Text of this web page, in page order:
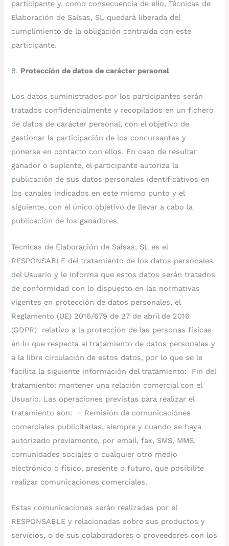
participante y, como consecuencia de ello, Técnicas de
Elaboración de Salsas, SL quedará liberada del
cumplimiento de la obligación contraída con este
participante.
8. Protección de datos de carácter personal
Los datos suministrados por los participantes serán
tratados confidencialmente y recopilados en un fichero
de datos de carácter personal, con el objetivo de
gestionar la participación de los concursantes y
ponerse en contacto con ellos. En caso de resultar
ganador o suplente, el participante autoriza la
publicación de sus datos personales identificativos en
los canales indicados en este mismo punto y el
siguiente, con el único objetivo de llevar a cabo la
publicación de los ganadores.
Técnicas de Elaboración de Salsas, SL es el
RESPONSABLE del tratamiento de los datos personales
del Usuario y le informa que estos datos serán tratados
de conformidad con lo dispuesto en las normativas
vigentes en protección de datos personales, el
Reglamento (UE) 2016/679 de 27 de abril de 2016
(GDPR) relativo a la protección de las personas físicas
en lo que respecta al tratamiento de datos personales y
a la libre circulación de estos datos, por lo que se le
facilita la siguiente información del tratamiento: Fin del
tratamiento: mantener una relación comercial con el
Usuario. Las operaciones previstas para realizar el
tratamiento son: − Remisión de comunicaciones
comerciales publicitarias, siempre y cuando se haya
autorizado previamente, por email, fax, SMS, MMS,
comunidades sociales o cualquier otro medio
electrónico o físico, presente o futuro, que posibilite
realizar comunicaciones comerciales.
Estas comunicaciones serán realizadas por el
RESPONSABLE y relacionadas sobre sus productos y
servicios, o de sus colaboradores o proveedores con los